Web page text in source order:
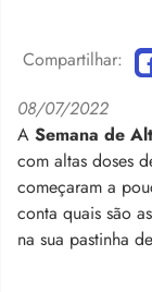
Compartilhar:
08/07/2022
A Semana de
com altas doses
começaram a
conta quais são
na sua pastinha